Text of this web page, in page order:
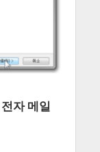
자 메일